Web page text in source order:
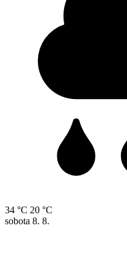
34 °C 20 °C
sobota 8. 8.